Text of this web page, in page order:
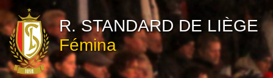
R. STANDARD DE LIÈGE
Fémina
10/10/2015
05/12/2015
12/12/2015
09/02/2016
27/02/2016
09/03/2016